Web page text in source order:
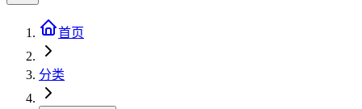
首页
分类